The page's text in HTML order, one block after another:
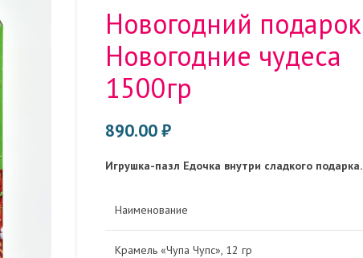
Новогодний подарок
Новогодние чудеса
1500гр
890.00₽
Игрушка-пазл Едочка внутри сладкого подарка.
Наименование
Крамель «Чупа Чупс», 12 гр